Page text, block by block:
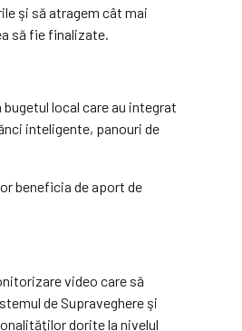
şi să atragem cât mai
să fie finalizate.
local care au integrat
inteligente, panouri de
beneficia de aport de
video care să
de Supraveghere şi
dorite la nivelul